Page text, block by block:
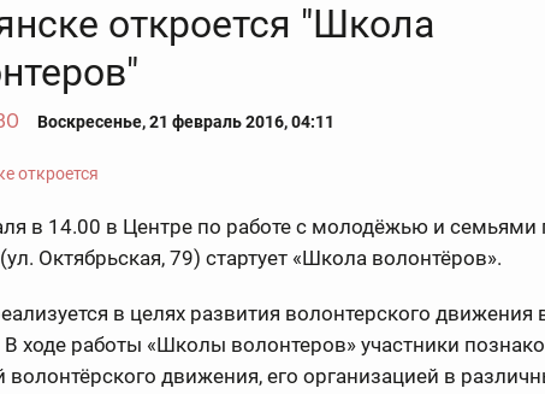
откроется "Школа
Воскресенье, 21 февраль 2016, 04:11
в 14.00 в Центре по работе с молодёжью и семьями
Октябрьская, 79) стартует «Школа волонтёров».
в целях развития волонтерского движения
В ходе работы «Школы волонтеров» участники
волонтёрского движения, его организацией в